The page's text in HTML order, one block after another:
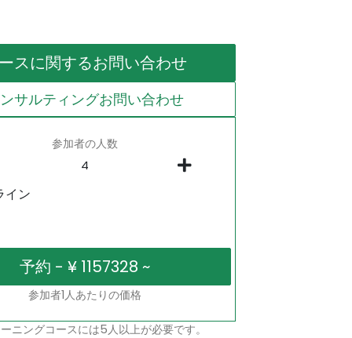
スに関するお問い合わせ
サルティングお問い合わせ
参加者の人数
イン
参加者1人あたりの価格
ニングコースには5人以上が必要です。